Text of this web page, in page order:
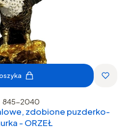
845-2040
zdobione puzderko-
- ORZEŁ